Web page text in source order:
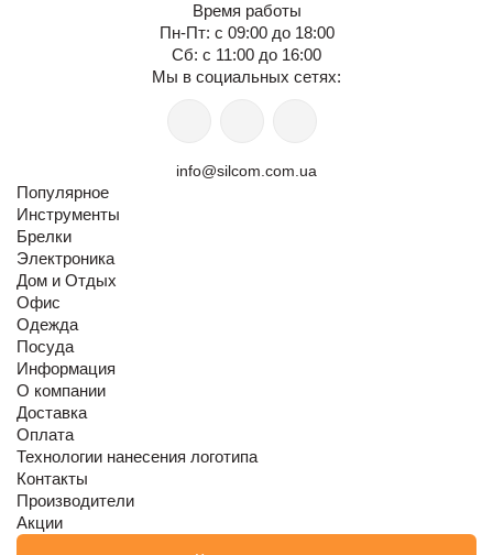
Время работы
Пн-Пт: с 09:00 до 18:00
Сб: с 11:00 до 16:00
Мы в социальных сетях:
info@silcom.com.ua
Популярное
Инструменты
Брелки
Электроника
Дом и Отдых
Офис
Одежда
Посуда
Информация
О компании
Доставка
Оплата
Технологии нанесения логотипа
Контакты
Производители
Акции